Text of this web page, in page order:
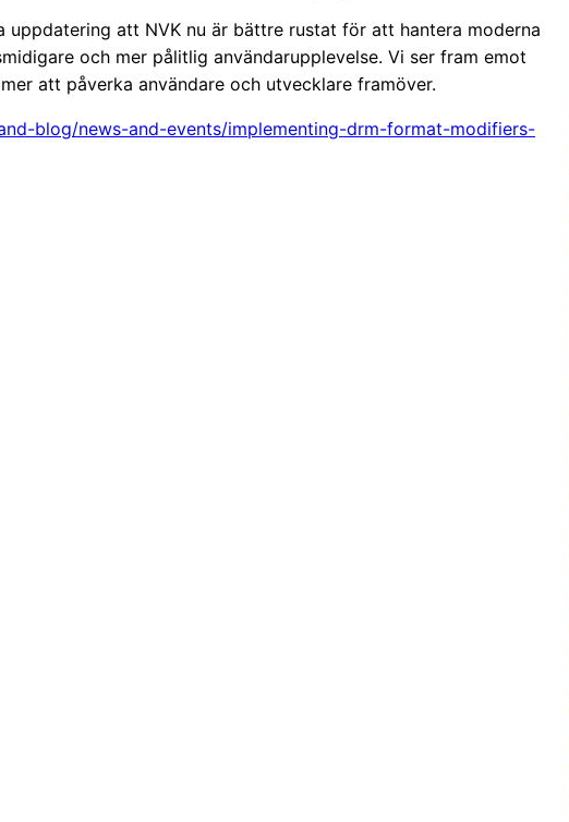
uppdatering att NVK nu är bättre rustat för att hantera moderna
och mer pålitlig användarupplevelse. Vi ser fram emot
att påverka användare och utvecklare framöver.
blog/news-and-events/implementing-drm-format-modifiers-